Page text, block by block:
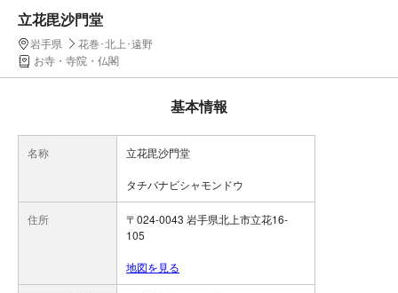
立花毘沙門堂
岩手県
花巻･北上･遠野
お寺・寺院・仏閣
基本情報
名称 立花毘沙門堂
タチバナビシャモンドウ
住所
〒024-0043 岩手県北上市立花16-
105
地図を見る